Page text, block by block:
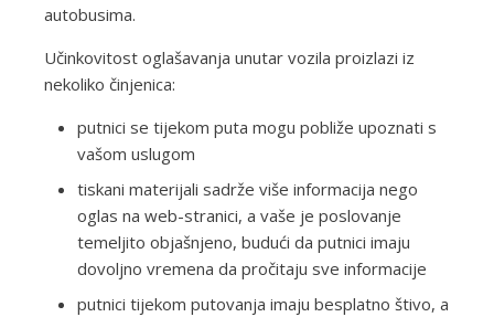
autobusima.
Učinkovitost oglašavanja unutar vozila proizlazi iz
nekoliko činjenica:
putnici se tijekom puta mogu pobliže upoznati s
vašom uslugom
tiskani materijali sadrže više informacija nego
oglas na web-stranici, a vaše je poslovanje
temeljito objašnjeno, budući da putnici imaju
dovoljno vremena da pročitaju sve informacije
putnici tijekom putovanja imaju besplatno štivo, a